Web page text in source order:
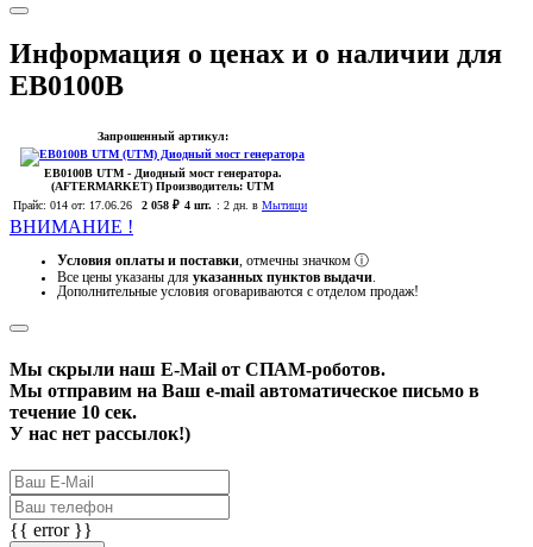
Информация о ценах и о наличии для
EB0100B
Запрошенный артикул:
EB0100B UTM - Диодный мост генератора.
(AFTERMARKET) Производитель: UTM
Прайс: 014 от: 17.06.26 2 058 ₽ 4 шт. : 2 дн. в Мытищи
ВНИМАНИЕ !
Условия оплаты и поставки , отмечны значком ⓘ
Все цены указаны для указанных пунктов выдачи
Дополнительные условия оговариваются с отделом продаж!
Мы скрыли наш E-Mail от СПАМ-роботов.
Мы отправим на Ваш e-mail автоматическое письмо в
течение 10 сек.
У нас нет рассылок!)
{{ error }}